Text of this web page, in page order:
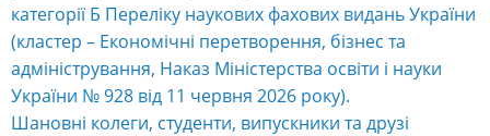
категорії Б Переліку наукових фахових видань України
(кластер – Економічні перетворення, бізнес та
адміністрування, Наказ Міністерства освіти і науки
України № 928 від 11 червня 2026 року).
Шановні колеги, студенти, випускники та друзі